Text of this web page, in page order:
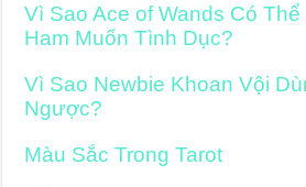
Vì Sao Ace of Wands Có
Ham Muốn Tình Dục?
Vì Sao Newbie Khoan Vội
Ngược?
Màu Sắc Trong Tarot